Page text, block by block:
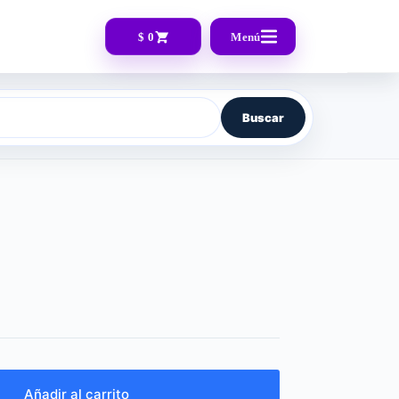
$ 0 Menú
Buscar
Añadir al carrito